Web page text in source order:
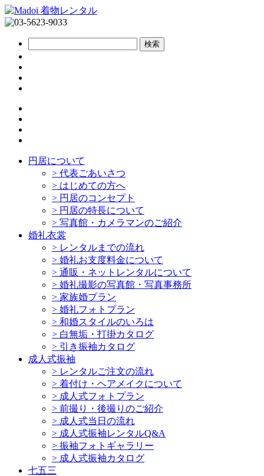
円居について
> 代表ごあいさつ
> はじめての方へ
> 円居のコンセプト
> 円居の特長について
> 写真館・カメラマンのご紹介
婚礼衣裳
> レンタルまでの流れ
> 婚礼お支度料金について
> 通販・ネットレンタルについて
> 婚礼撮影の写真館・写真事務所
> 家族婚プラン
> 婚礼フォトプラン
> 和婚スタイルのいろは
> 白無垢・打掛カタログ
> 引き振袖カタログ
成人式振袖
> レンタルご注文の流れ
> 着付け・ヘアメイクについて
> 成人式フォトプラン
> 前撮り・後撮りのご紹介
> 成人式当日の流れ
> 成人式振袖レンタルQ&A
> 振袖フォトギャラリー
> 成人式振袖カタログ
七五三